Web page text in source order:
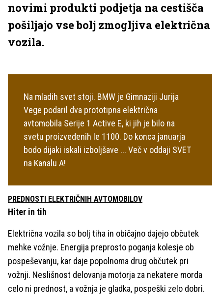
novimi produkti podjetja na cestišča
pošiljajo vse bolj zmogljiva električna
vozila.
Na mladih svet stoji. BMW je Gimnaziji Jurija
Vege podaril dva prototipna električna
avtomobila Serije 1 Active E, ki jih je bilo na
svetu proizvedenih le 1100. Do konca januarja
bodo dijaki iskali izboljšave ... Več v oddaji SVET
na Kanalu A!
PREDNOSTI ELEKTRIČNIH AVTOMOBILOV
Hiter in tih
Električna vozila so bolj tiha in običajno dajejo občutek
mehke vožnje. Energija preprosto poganja kolesje ob
pospeševanju, kar daje popolnoma drug občutek pri
vožnji. Neslišnost delovanja motorja za nekatere morda
celo ni prednost, a vožnja je gladka, pospeški zelo dobri.